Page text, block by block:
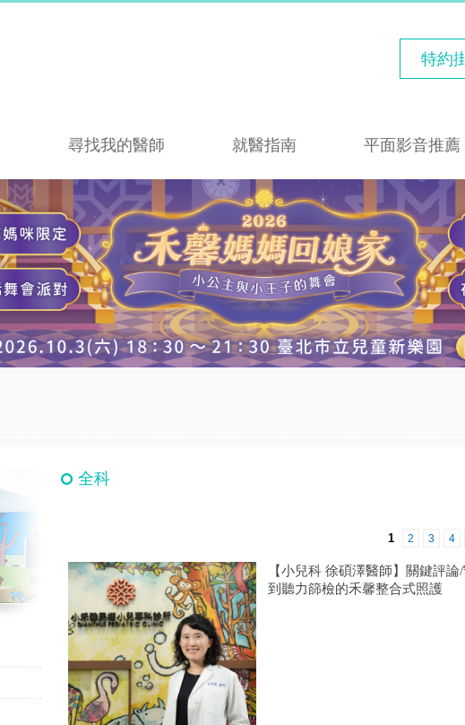
特約
尋找我的醫師 就醫指南 平面影音推薦
全科
1 2 3 4
【小兒科 徐碩澤醫師】關鍵評
到聽力篩檢的禾馨整合式照護